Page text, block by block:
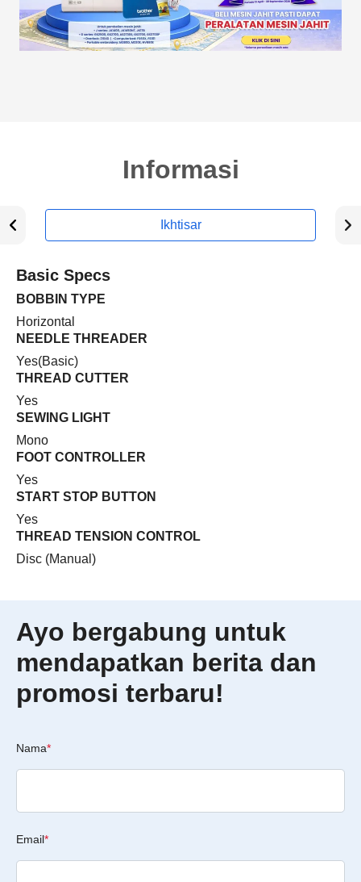
Informasi
Ikhtisar
Basic Specs
BOBBIN TYPE
Horizontal
NEEDLE THREADER
Yes(Basic)
THREAD CUTTER
Yes
SEWING LIGHT
Mono
FOOT CONTROLLER
Yes
START STOP BUTTON
Yes
THREAD TENSION CONTROL
Disc (Manual)
Ayo bergabung untuk
mendapatkan berita dan
promosi terbaru!
Nama*
Email*